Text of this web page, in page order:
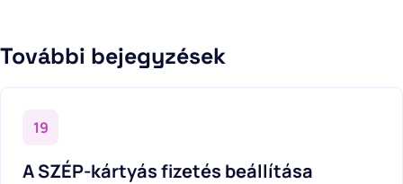
További bejegyzések
19
A SZÉP-kártyás fizetés beállítása